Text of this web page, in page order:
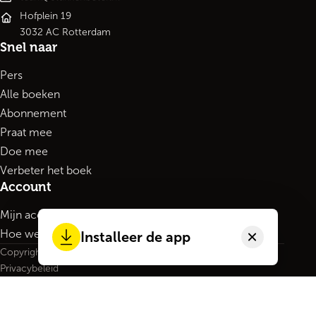
Hofplein 19
3032 AC Rotterdam
Snel naar
Pers
Alle boeken
Abonnement
Praat mee
Doe mee
Verbeter het boek
Account
Mijn account
Hoe werkt het?
Copyright 2026
Privacybeleid
Installeer de app